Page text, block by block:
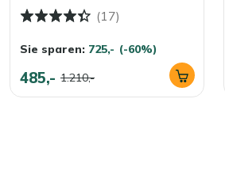
(17)
Sie sparen: 725,- (-60%)
485,- 1.210,-